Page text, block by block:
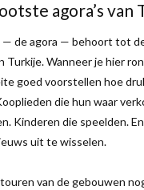
agora’s van
— de agora — behoort tot
Turkije. Wanneer je hier
goed voorstellen hoe
die hun waar
Kinderen die speelden.
uit te wisselen.
van de gebouwen